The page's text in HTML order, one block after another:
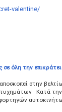
valentine/
σε όλη την
στην
Κατά την